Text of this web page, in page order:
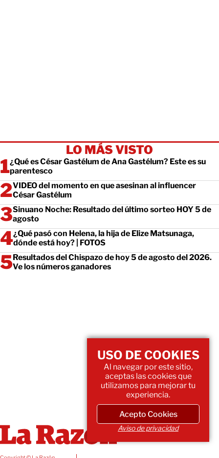
LO MÁS VISTO
¿Qué es César Gastélum de Ana Gastélum? Este es su
parentesco
VIDEO del momento en que asesinan al influencer
César Gastélum
Sinuano Noche: Resultado del último sorteo HOY 5 de
agosto
¿Qué pasó con Helena, la hija de Elize Matsunaga,
dónde está hoy? | FOTOS
Resultados del Chispazo de hoy 5 de agosto del 2026.
Ve los números ganadores
USO DE COOKIES
Al navegar por este sitio,
aceptas las cookies que
utilizamos para mejorar tu
experiencia.
Acepto Cookies
Aviso de privacidad